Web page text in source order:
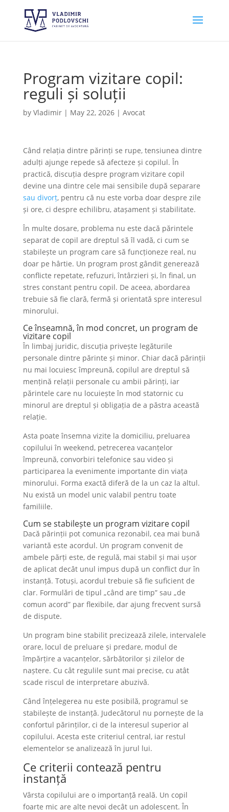
Program vizitare copil:
reguli și soluții
by Vladimir| May 22, 2026| Avocat
Când relația dintre părinți se rupe, tensiunea dintre
adulți ajunge repede să afecteze și copilul. În
practică, discuția despre program vizitare copil
devine una dintre cele mai sensibile după separare
sau divorț, pentru că nu este vorba doar despre zile
și ore, ci despre echilibru, atașament și stabilitate.
În multe dosare, problema nu este dacă părintele
separat de copil are dreptul să îl vadă, ci cum se
stabilește un program care să funcționeze real, nu
doar pe hârtie. Un program prost gândit generează
conflicte repetate, refuzuri, întârzieri și, în final, un
stres constant pentru copil. De aceea, abordarea
trebuie să fie clară, fermă și orientată spre interesul
minorului.
Ce înseamnă, în mod concret, un program de
vizitare copil
În limbaj juridic, discuția privește legăturile
personale dintre părinte și minor. Chiar dacă părinții
nu mai locuiesc împreună, copilul are dreptul să
mențină relații personale cu ambii părinți, iar
părintele care nu locuiește în mod statornic cu
minorul are dreptul și obligația de a păstra această
relație.
Asta poate însemna vizite la domiciliu, preluarea
copilului în weekend, petrecerea vacanțelor
împreună, convorbiri telefonice sau video și
participarea la evenimente importante din viața
minorului. Forma exactă diferă de la un caz la altul.
Nu există un model unic valabil pentru toate
familiile.
Cum se stabilește un program vizitare copil
Dacă părinții pot comunica rezonabil, cea mai bună
variantă este acordul. Un program convenit de
ambele părți este, de regulă, mai stabil și mai ușor
de aplicat decât unul impus după un conflict dur în
instanță. Totuși, acordul trebuie să fie suficient de
clar. Formulări de tipul „când are timp” sau „de
comun acord” par flexibile, dar ajung frecvent sursă
de dispute.
Un program bine stabilit precizează zilele, intervalele
orare, locul de preluare și predare, modul de
împărțire a vacanțelor, sărbătorilor și zilelor de
naștere. Cu cât regulile sunt mai precise, cu atât
scade riscul de interpretare abuzivă.
Când înțelegerea nu este posibilă, programul se
stabilește de instanță. Judecătorul nu pornește de la
confortul părinților, ci de la interesul superior al
copilului. Acesta este criteriul central, iar restul
elementelor se analizează în jurul lui.
Ce criterii contează pentru
instanță
Vârsta copilului are o importanță reală. Un copil
foarte mic are alte nevoi decât un adolescent. În